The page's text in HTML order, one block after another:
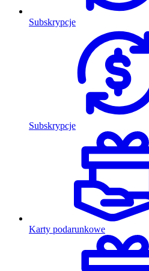
Subskrypcje
Subskrypcje
Karty podarunkowe